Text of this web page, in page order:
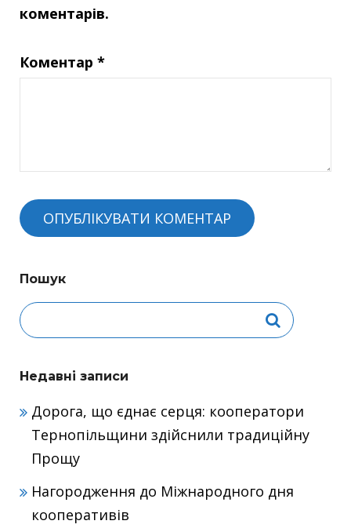
коментарів.
Коментар *
Пошук
Недавні записи
Дорога, що єднає серця: кооператори
Тернопільщини здійснили традиційну
Прощу
Нагородження до Міжнародного дня
кооперативів